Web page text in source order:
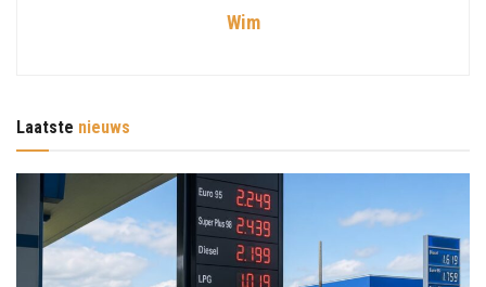
Wim
Laatste nieuws